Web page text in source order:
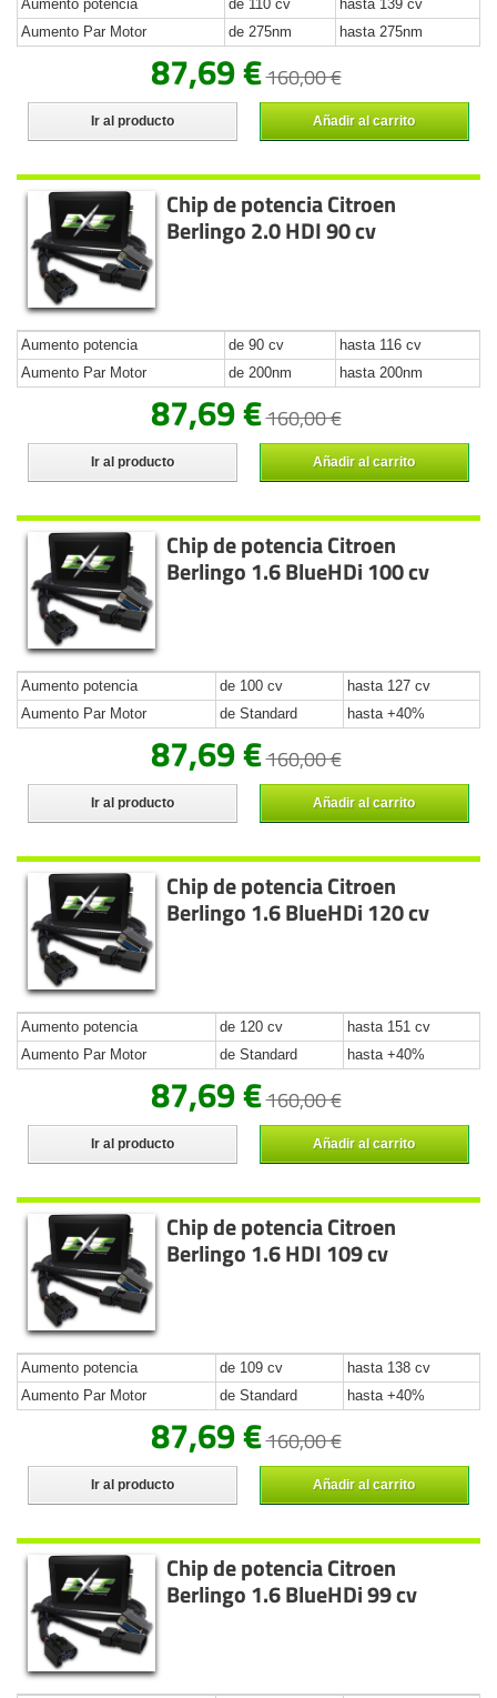
Aumento potencia de 110 cv
hasta 139 cv
Aumento Par Motor
de 275nm hasta 275nm
87,69 €160,00 €
Ir al producto Añadir al carrito
Chip de potencia Citroen
Berlingo 2.0 HDI 90 cv
Aumento potencia de 90 cv
hasta 116 cv
Aumento Par Motor
de 200nm hasta 200nm
87,69 €160,00 €
Ir al producto Añadir al carrito
Chip de potencia Citroen
Berlingo 1.6 BlueHDi 100 cv
Aumento potencia de 100 cv
hasta 127 cv
Aumento Par Motor
de Standard hasta +40%
87,69 €160,00 €
Ir al producto Añadir al carrito
Chip de potencia Citroen
Berlingo 1.6 BlueHDi 120 cv
Aumento potencia de 120 cv
hasta 151 cv
Aumento Par Motor
de Standard hasta +40%
87,69 €160,00 €
Ir al producto Añadir al carrito
Chip de potencia Citroen
Berlingo 1.6 HDI 109 cv
Aumento potencia de 109 cv
hasta 138 cv
Aumento Par Motor
de Standard hasta +40%
87,69 €160,00 €
Ir al producto Añadir al carrito
Chip de potencia Citroen
Berlingo 1.6 BlueHDi 99 cv